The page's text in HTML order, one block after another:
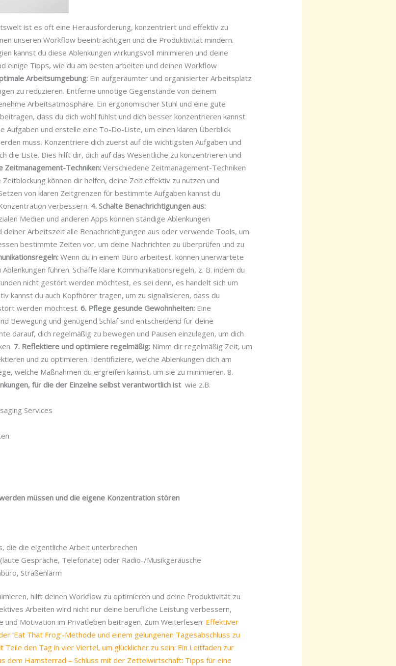
ist es oft eine Herausforderung, konzentriert und effektiv zu
unseren Workflow beeinträchtigen und die Produktivität mindern.
kannst du diese Ablenkungen wirkungsvoll minimieren und deine
einige Tipps, wie du am besten arbeiten und deinen Workflow
Arbeitsumgebung: Ein aufgeräumter und organisierter Arbeitsplatz
zu reduzieren. Entferne unnötige Gegenstände von deinem
Arbeitsatmosphäre. Ein ergonomischer Stuhl und eine gute
dass du dich wohl fühlst und dich besser konzentrieren kannst.
Aufgaben und erstelle eine To-Do-Liste, um einen klaren Überblick
muss. Konzentriere dich zuerst auf die wichtigsten Aufgaben und
die Liste. Dies hilft dir, dich auf das Wesentliche zu konzentrieren und
Zeitmanagement-Techniken: Verschiedene Zeitmanagement-Techniken
können dir helfen, deine Zeit effektiv zu nutzen und
von klaren Zeitgrenzen für bestimmte Aufgaben kannst du
verbessern. 4. Schalte Benachrichtigungen aus:
Medien und anderen Apps können ständige Ablenkungen
deiner Arbeitszeit alle Benachrichtigungen aus oder verwende Tools, um
bestimmte Zeiten vor, um deine Nachrichten zu überprüfen und zu
Wenn du in einem Büro arbeitest, können unerwartete
führen. Schaffe klare Kommunikationsregeln, z. B. indem du
nicht gestört werden möchtest, es sei denn, es handelt sich um
kannst du auch Kopfhörer tragen, um zu signalisieren, dass du
werden möchtest.6. Pflege gesunde Gewohnheiten: Eine
Bewegung und genügend Schlaf sind entscheidend für deine
darauf, dich regelmäßig zu bewegen und Pausen einzulegen, um dich
7. Reflektiere und optimiere regelmäßig: Nimm dir regelmäßig Zeit, um
und zu optimieren. Identifiziere, welche Ablenkungen dich am
welche Maßnahmen du ergreifen kannst, um sie zu minimieren. 8.
für die der Einzelne selbst verantwortlich ist wie z.B.
Services
müssen und die eigene Konzentration stören
die die eigentliche Arbeit unterbrechen
Gespräche, Telefonate) oder Radio-/Musikgeräusche
Straßenlärm
hilft deinen Workflow zu optimieren und deine Produktivität zu
Arbeiten wird nicht nur deine berufliche Leistung verbessern,
und Motivation im Privatleben beitragen. Zum Weiterlesen: Effektiver
‘Eat That Frog’-Methode und einem gelungenen Tagesabschluss zu
Teile den Tag in vier Viertel, um glücklicher zu sein: Ein Leitfaden zur
dem Hamsterrad – Schluss mit der Zettelwirtschaft: Tipps für eine